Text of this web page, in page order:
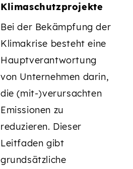
Klimaschutzprojekte
Bei der Bekämpfung der
Klimakrise besteht eine
Hauptverantwortung
von Unternehmen darin,
die (mit-)verursachten
Emissionen zu
reduzieren. Dieser
Leitfaden gibt
grundsätzliche